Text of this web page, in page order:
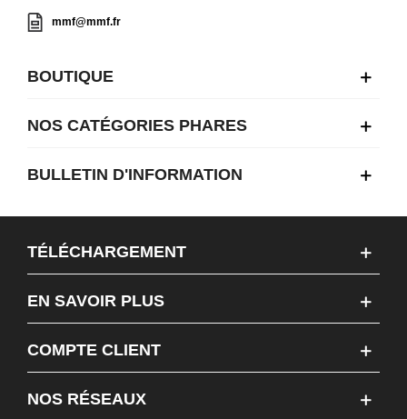
mmf@mmf.fr
BOUTIQUE
NOS CATÉGORIES PHARES
BULLETIN D'INFORMATION
TÉLÉCHARGEMENT
EN SAVOIR PLUS
COMPTE CLIENT
NOS RÉSEAUX